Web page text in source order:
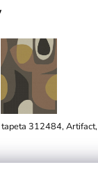
tapeta 312484, Artifact,